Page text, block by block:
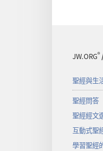
JW.ORG®
聖經與生
聖經問答
聖經經文
互動式聖
學習聖經